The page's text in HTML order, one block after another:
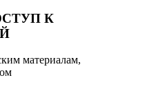
К
материалам,